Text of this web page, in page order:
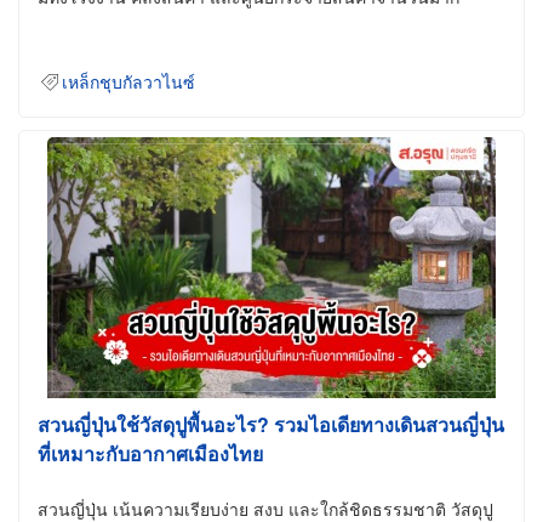
เหล็กชุบกัลวาไนซ์
สวนญี่ปุ่นใช้วัสดุปูพื้นอะไร? รวมไอเดียทางเดินสวนญี่ปุ่น
ที่เหมาะกับอากาศเมืองไทย
สวนญี่ปุ่น เน้นความเรียบง่าย สงบ และใกล้ชิดธรรมชาติ วัสดุปู